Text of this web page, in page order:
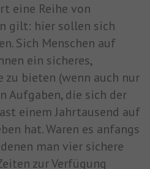
eine Reihe von
gilt: hier sollen sich
Sich Menschen auf
ein sicheres,
zu bieten (wenn auch nur
Aufgaben, die sich der
einem Jahrtausend auf
hat. Waren es anfangs
man vier sichere
zur Verfügung